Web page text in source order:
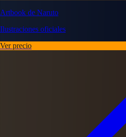
Artbook de Naruto
Ilustraciones oficiales
Ver precio